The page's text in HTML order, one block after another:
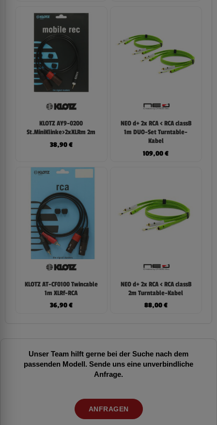
KLOTZ AY9-0200
St.MiniKlinke>2xXLRm 2m
38,90€
NEO d+ 2x RCA < RCA classB
1m DUO-Set Turntable-
Kabel
109,00€
KLOTZ AT-CF0100 Twincable
1m XLRf-RCA
36,90€
NEO d+ 2x RCA < RCA classB
2m Turntable-Kabel
88,00€
Unser Team hilft gerne bei der Suche nach dem
passenden Modell. Sende uns eine unverbindliche
Anfrage.
ANFRAGEN